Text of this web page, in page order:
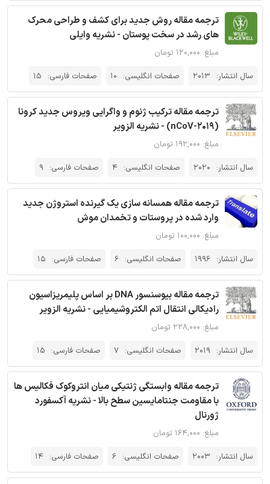
ترجمه مقاله روش جدید برای کشف و طراحی محرک
های رشد در سخت پوستان - نشریه وایلی
مبلغ: ۱۲۰,۰۰۰ تومان
سال انتشار: 2013 صفحات انگلیسی: 10 صفحات فارسی: 15
ترجمه مقاله ترکیب ژنوم و واگرایی ویروس جدید کرونا
(2019-nCoV) - نشریه الزویر
مبلغ: ۱۹۲,۰۰۰ تومان
سال انتشار: 2020 صفحات انگلیسی: 4 صفحات فارسی: 9
ترجمه مقاله همسانه سازی یک گیرنده استروژن جدید
وارد شده در پروستات و تخمدان موش
مبلغ: ۱۰۰,۰۰۰ تومان
سال انتشار: 1996 صفحات انگلیسی: 6 صفحات فارسی: 15
ترجمه مقاله بیوسنسور DNA بر اساس پلیمریزاسیون
رادیکالی انتقال اتم الکتروشیمیایی - نشریه الزویر
مبلغ: ۲۲۸,۰۰۰ تومان
سال انتشار: 2019 صفحات انگلیسی: 7 صفحات فارسی: 15
ترجمه مقاله وابستگی ژنتیکی میان انتروکوک فکالیس ها
با مقاومت جنتامایسین سطح بالا - نشریه آکسفورد
ژورنال
مبلغ: ۱۶۴,۰۰۰ تومان
سال انتشار: 2003 صفحات انگلیسی: 6 صفحات فارسی: 14